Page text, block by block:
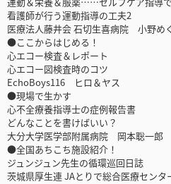
看護師が行う運動指導の工夫2
医療法人藤井会 石切生喜病院 小野め
●ここからはじめる！
心エコー検査＆レポート
心エコー図検査時のコツ
EchoBoys116 ヒロ＆ヤス
●現場で生かす
心不全療養指導士の症例報告書
どんなことを書けばいい？
大分大学医学部附属病院 岡本聡一郎
●全国あちこち施設紹介！
ジュンジュン先生の循環巡回日誌
茨城県厚生連 JAとりで総合医療セン